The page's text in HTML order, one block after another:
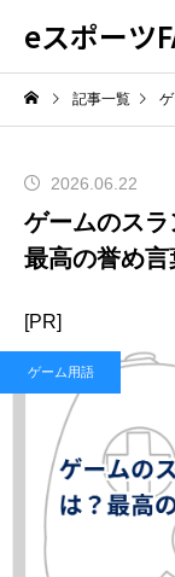
eスポーツ
記事一覧
2026.06.22
ゲームのス
最高の誉め言
[PR]
ゲーム用語